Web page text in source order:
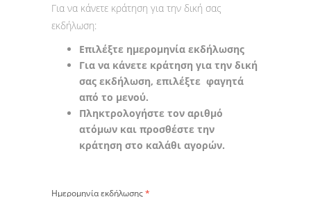
Για να κάνετε κράτηση για την δική σας
εκδήλωση:
Επιλέξτε ημερομηνία εκδήλωσης
Για να κάνετε κράτηση για την δική
σας εκδήλωση, επιλέξτε φαγητά
από το μενού.
Πληκτρολογήστε τον αριθμό
ατόμων και προσθέστε την
κράτηση στο καλάθι αγορών.
Ημερομηνία εκδήλωσης